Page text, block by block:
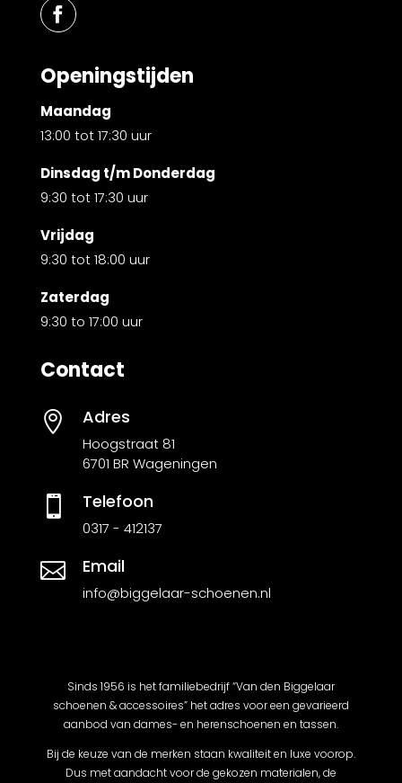
Openingstijden
Maandag
13:00 tot 17:30 uur
Dinsdag t/m Donderdag
9:30 tot 17:30 uur
Vrijdag
9:30 tot 18:00 uur
Zaterdag
9:30 to 17:00 uur
Contact
 Adres
Hoogstraat 81
6701 BR Wageningen
 Telefoon
0317 - 412137
 Email
info@biggelaar-schoenen.nl
Sinds 1956 is het familiebedrijf “Van den Biggelaar
schoenen & accessoires” het adres voor een gevarieerd
aanbod van dames- en herenschoenen en tassen.
Bij de keuze van de merken staan kwaliteit en luxe voorop.
Dus met aandacht voor de gekozen materialen, de